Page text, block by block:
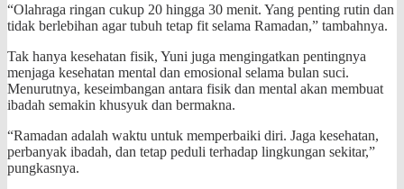
“Olahraga ringan cukup 20 hingga 30 menit. Yang penting rutin dan
tidak berlebihan agar tubuh tetap fit selama Ramadan,” tambahnya.
Tak hanya kesehatan fisik, Yuni juga mengingatkan pentingnya
menjaga kesehatan mental dan emosional selama bulan suci.
Menurutnya, keseimbangan antara fisik dan mental akan membuat
ibadah semakin khusyuk dan bermakna.
“Ramadan adalah waktu untuk memperbaiki diri. Jaga kesehatan,
perbanyak ibadah, dan tetap peduli terhadap lingkungan sekitar,”
pungkasnya.